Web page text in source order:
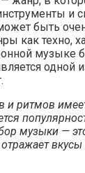
и
быть
как техно,
музыке
одной
и ритмов
музыки —